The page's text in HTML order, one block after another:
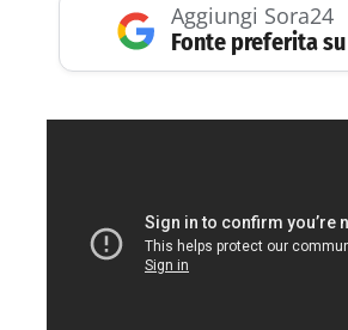
Aggiungi Sora24
Fonte preferita